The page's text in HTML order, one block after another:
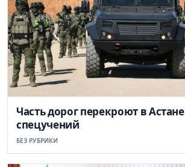
Часть дорог перекроют в Астане
спецучений
БЕЗ РУБРИКИ